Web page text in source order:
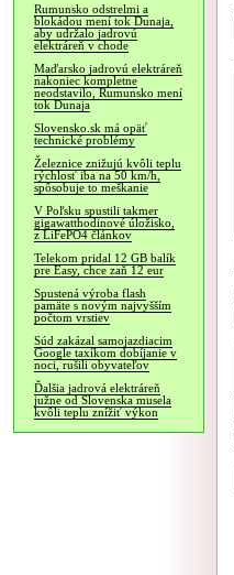
Rumunsko odstrelmi a
blokádou mení tok Dunaja,
aby udržalo jadrovú
elektráreň v chode
Maďarsko jadrovú elektráreň
nakoniec kompletne
neodstavilo, Rumunsko mení
tok Dunaja
Slovensko.sk má opäť
technické problémy
Železnice znižujú kvôli teplu
rýchlosť iba na 50 km/h,
spôsobuje to meškanie
V Poľsku spustili takmer
gigawatthodinové úložisko,
z LiFePO4 článkov
Telekom pridal 12 GB balík
pre Easy, chce zaň 12 eur
Spustená výroba flash
pamäte s novým najvyšším
počtom vrstiev
Súd zakázal samojazdiacim
Google taxíkom dobíjanie v
noci, rušili obyvateľov
Ďalšia jadrová elektráreň
južne od Slovenska musela
kvôli teplu znížiť výkon